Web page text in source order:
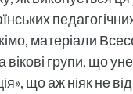
матеріали
вікові групи, що
що аж ніяк не